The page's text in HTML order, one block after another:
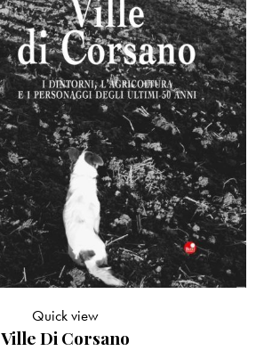
Ville Di Corsano
Quick view